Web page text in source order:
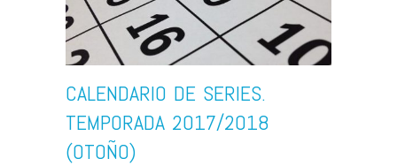
CALENDARIO DE SERIES.
TEMPORADA 2017/2018
(OTOÑO)